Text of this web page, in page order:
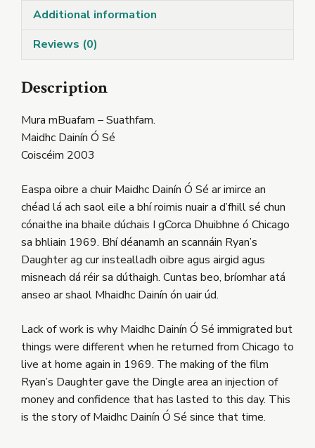
Additional information
Reviews (0)
Description
Mura mBuafam – Suathfam.
Maidhc Dainín Ó Sé
Coiscéim 2003
Easpa oibre a chuir Maidhc Dainín Ó Sé ar imirce an
chéad lá ach saol eile a bhí roimis nuair a d’fhill sé chun
cónaithe ina bhaile dúchais I gCorca Dhuibhne ó Chicago
sa bhliain 1969. Bhí déanamh an scannáin Ryan’s
Daughter ag cur instealladh oibre agus airgid agus
misneach dá réir sa dúthaigh. Cuntas beo, bríomhar atá
anseo ar shaol Mhaidhc Dainín ón uair úd.
Lack of work is why Maidhc Dainín Ó Sé immigrated but
things were different when he returned from Chicago to
live at home again in 1969. The making of the film
Ryan’s Daughter gave the Dingle area an injection of
money and confidence that has lasted to this day. This
is the story of Maidhc Dainín Ó Sé since that time.